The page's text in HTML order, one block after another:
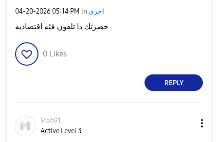
‎04-20-2026 05:14 PM in اخرى
حضرتك دا تلفون فئه اقتصاديه
0 Likes
REPLY
Moh91
Active Level 3